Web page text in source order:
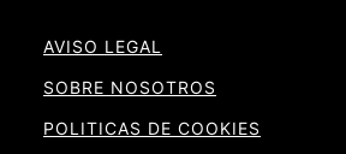
AVISO LEGAL
SOBRE NOSOTROS
POLITICAS DE COOKIES